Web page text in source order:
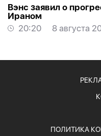
Вэнс заявил о
Ираном
20:20
8 августа
ПОЛИТИКА